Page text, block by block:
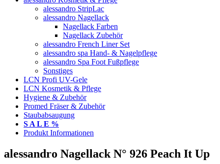
alessandro StripLac
alessandro Nagellack
Nagellack Farben
Nagellack Zubehör
alessandro French Liner Set
alessandro spa Hand- & Nagelpflege
alessandro Spa Foot Fußpflege
Sonstiges
LCN Profi UV-Gele
LCN Kosmetik & Pflege
Hygiene & Zubehör
Promed Fräser & Zubehör
Staubabsaugung
S A L E %
Produkt Informationen
alessandro Nagellack N° 926 Peach It Up